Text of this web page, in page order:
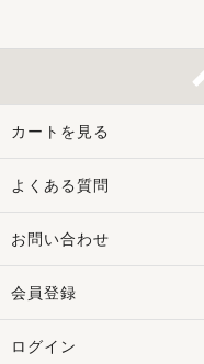
カートを見る
よくある質問
お問い合わせ
会員登録
ログイン